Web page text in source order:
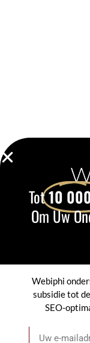
Tot10
Om Uw
Webiphi
subsidie tot
SEO-